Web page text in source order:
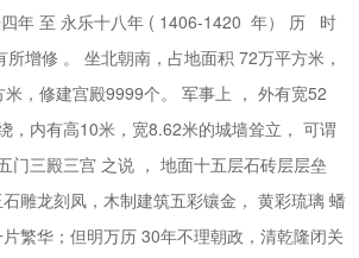
年 至 永乐十八年 ( 1406-1420 年） 历 时
增修 。 坐北朝南，占地面积 72万平方米，
，修建宫殿9999个。 军事上 ， 外有宽52
，内有高10米，宽8.62米的城墙耸立， 可谓
门三殿三宫 之说 ， 地面十五层石砖层层垒
雕龙刻凤，木制建筑五彩镶金， 黄彩琉璃 蟠
繁华；但明万历 30年不理朝政，清乾隆闭关